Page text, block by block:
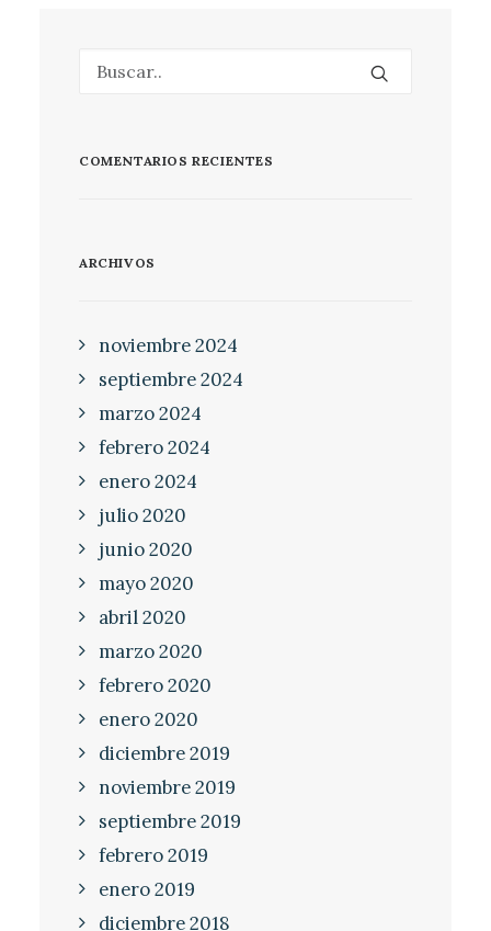
COMENTARIOS RECIENTES
ARCHIVOS
noviembre 2024
septiembre 2024
marzo 2024
febrero 2024
enero 2024
julio 2020
junio 2020
mayo 2020
abril 2020
marzo 2020
febrero 2020
enero 2020
diciembre 2019
noviembre 2019
septiembre 2019
febrero 2019
enero 2019
diciembre 2018